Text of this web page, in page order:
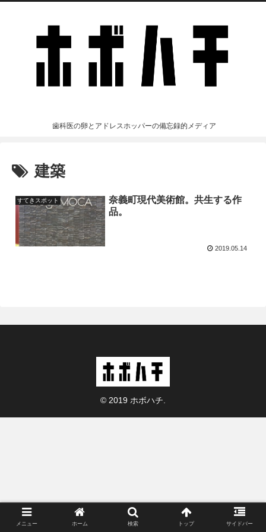
歯科医の卵とアドレスホッパーの備忘録的メディア
建築
すてきスポット
奈義町現代美術館。共生する作
品。
2019.05.14
© 2019 ホボハチ.
メニュー ホーム 検索 トップ サイドバー